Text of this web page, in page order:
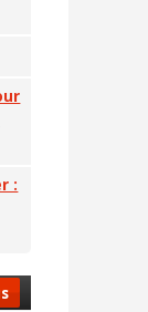
: